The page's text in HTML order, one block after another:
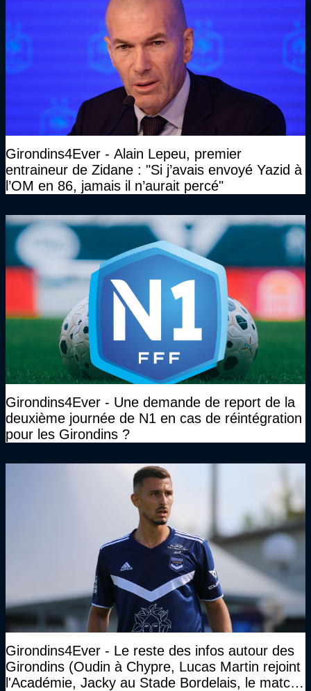
Girondins4Ever - Alain Lepeu, premier
entraineur de Zidane : "Si j’avais envoyé Yazid à
l’OM en 86, jamais il n’aurait percé"
Girondins4Ever - Une demande de report de la
deuxième journée de N1 en cas de réintégration
pour les Girondins ?
Girondins4Ever - Le reste des infos autour des
Girondins (Oudin à Chypre, Lucas Martin rejoint
l'Académie, Jacky au Stade Bordelais, le match